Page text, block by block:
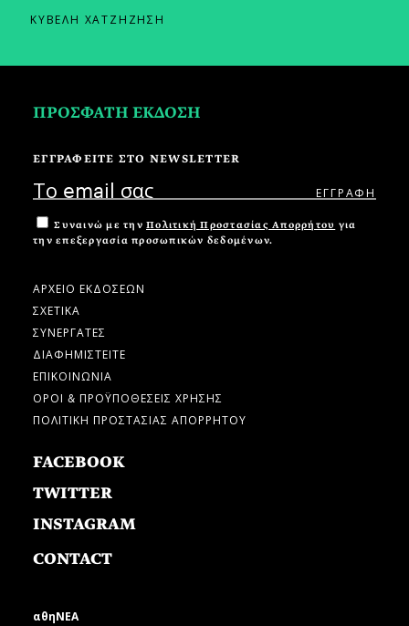
ΚΥΒΕΛΗ ΧΑΤΖΗΖΗΣΗ
ΠΡΟΣΦΑΤΗ ΕΚΔΟΣΗ
ΕΓΓΡΑΦΕΙΤΕ ΣΤΟ NEWSLETTER
Συναινώ με την Πολιτική Προστασίας Απορρήτου για
την επεξεργασία προσωπικών δεδομένων.
ΑΡΧΕΙΟ ΕΚΔΟΣΕΩΝ
ΣΧΕΤΙΚΑ
ΣΥΝΕΡΓΑΤΕΣ
ΔΙΑΦΗΜΙΣΤΕΙΤΕ
ΕΠΙΚΟΙΝΩΝΙΑ
ΟΡΟΙ & ΠΡΟΫΠΟΘΕΣΕΙΣ ΧΡΗΣΗΣ
ΠΟΛΙΤΙΚΗ ΠΡΟΣΤΑΣΙΑΣ ΑΠΟΡΡΗΤΟΥ
FACEBOOK
TWITTER
INSTAGRAM
CONTACT
αθηΝΕΑ